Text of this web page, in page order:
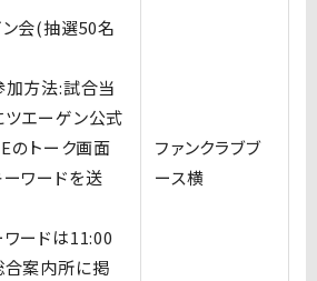
ン会(抽選50名
方法:試合当
ツエーゲン公式
のトーク画面
ーワードを送
ードは11:00
合案内所に掲
ファンクラブブ
ース横